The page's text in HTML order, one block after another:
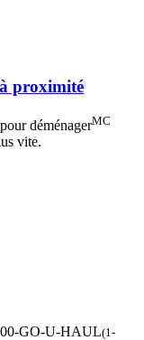
à proximité
déménagerMC
vite.
GO-U-HAUL(1-